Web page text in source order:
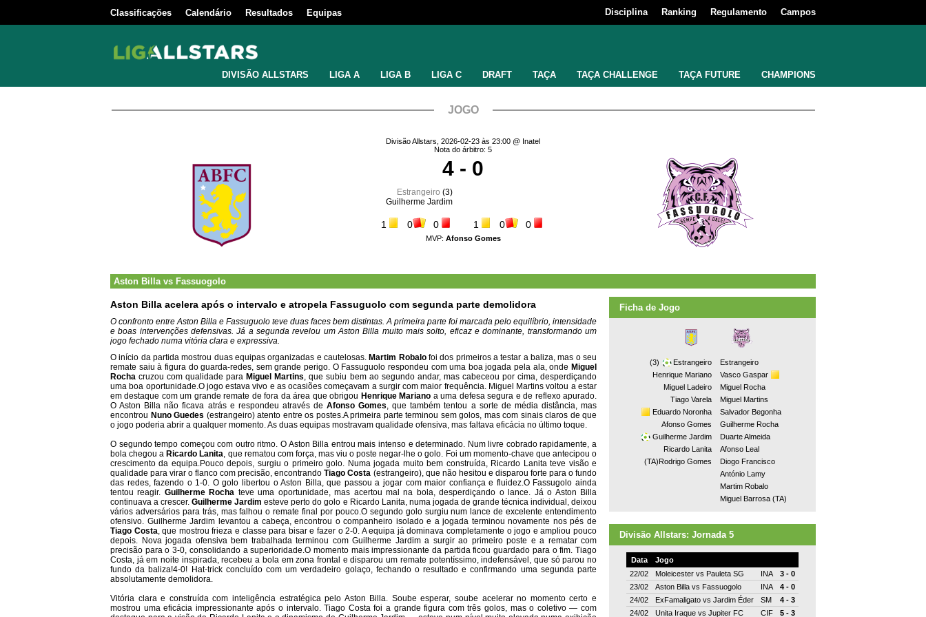
Classificações Calendário Resultados Equipas Disciplina Ranking Regulamento Campos
DIVISÃO ALLSTARS LIGA A LIGA B LIGA C DRAFT TAÇA TAÇA CHALLENGE TAÇA FUTURE CHAMPIONS
JOGO
Divisão Allstars, 2026-02-23 às 23:00 @ Inatel
Nota do árbitro: 5
4 - 0
Estrangeiro (3)
Guilherme Jardim
1 0 0 1 0 0
MVP: Afonso Gomes
Aston Billavs Fassuogolo
Aston Billa acelera após o intervalo e atropela Fassuguolo com segunda parte demolidora
O confronto entre Aston Billa e Fassuguolo teve duas faces bem distintas. A primeira parte foi marcada pelo equilíbrio, intensidade
e boas intervenções defensivas. Já a segunda revelou um Aston Billa muito mais solto, eficaz e dominante, transformando um
jogo fechado numa vitória clara e expressiva.
O início da partida mostrou duas equipas organizadas e cautelosas. Martim Robalofoi dos primeiros a testar a baliza, mas o seu
remate saiu à figura do guarda-redes, sem grande perigo. O Fassuguolo respondeu com uma boa jogada pela ala, onde Miguel
Rocha cruzou com qualidade para Miguel Martins, que subiu bem ao segundo andar, mas cabeceou por cima, desperdiçando
uma boa oportunidade.O jogo estava vivo e as ocasiões começavam a surgir com maior frequência. Miguel Martins voltou a estar
em destaque com um grande remate de fora da área que obrigou Henrique Mariano a uma defesa segura e de reflexo apurado.
O Aston Billa não ficava atrás e respondeu através de Afonso Gomes, que também tentou a sorte de média distância, mas
encontrou Nuno Guedes (estrangeiro) atento entre os postes.A primeira parte terminou sem golos, mas com sinais claros de que
o jogo poderia abrir a qualquer momento. As duas equipas mostravam qualidade ofensiva, mas faltava eficácia no último toque.
O segundo tempo começou com outro ritmo. O Aston Billa entrou mais intenso e determinado. Num livre cobrado rapidamente, a
bola chegou a Ricardo Lanita, que rematou com força, mas viu o poste negar-lhe o golo. Foi um momento-chave que antecipou o
crescimento da equipa.Pouco depois, surgiu o primeiro golo. Numa jogada muito bem construída, Ricardo Lanita teve visão e
qualidade para virar o flanco com precisão, encontrandoTiago Costa (estrangeiro), que não hesitou e disparou forte para o fundo
das redes, fazendo o 1-0. O golo libertou o Aston Billa, que passou a jogar com maior confiança e fluidez.O Fassugolo ainda
tentou reagir. Guilherme Rocha teve uma oportunidade, mas acertou mal na bola, desperdiçando o lance. Já o Aston Billa
continuava a crescer.Guilherme Jardim esteve perto do golo e Ricardo Lanita, numa jogada de grande técnica individual, deixou
vários adversários para trás, mas falhou o remate final por pouco.O segundo golo surgiu num lance de excelente entendimento
ofensivo. Guilherme Jardim levantou a cabeça, encontrou o companheiro isolado e a jogada terminou novamente nos pés de
Tiago Costa, que mostrou frieza e classe para bisar e fazer o 2-0. A equipa já dominava completamente o jogo e ampliou pouco
depois. Nova jogada ofensiva bem trabalhada terminou com Guilherme Jardim a surgir ao primeiro poste e a rematar com
precisão para o 3-0, consolidando a superioridade.O momento mais impressionante da partida ficou guardado para o fim. Tiago
Costa, já em noite inspirada, recebeu a bola em zona frontal e disparou um remate potentíssimo, indefensável, que só parou no
fundo da baliza!4-0! Hat-trick concluído com um verdadeiro golaço, fechando o resultado e confirmando uma segunda parte
absolutamente demolidora.
Vitória clara e construída com inteligência estratégica pelo Aston Billa. Soube esperar, soube acelerar no momento certo e
mostrou uma eficácia impressionante após o intervalo. Tiago Costa foi a grande figura com três golos, mas o coletivo — com
Ficha de Jogo
(3) Estrangeiro
Estrangeiro
Henrique Mariano
Vasco Gaspar
Miguel Ladeiro
Miguel Rocha
Tiago Varela
Miguel Martins
Eduardo Noronha
Salvador Begonha
Afonso Gomes
Guilherme Rocha
Guilherme Jardim
Duarte Almeida
Ricardo Lanita
Afonso Leal
(TA)Rodrigo Gomes
Diogo Francisco
António Lamy
Martim Robalo
Miguel Barrosa (TA)
Divisão Allstars: Jornada 5
Data
Jogo
22/02
Moleicester vs Pauleta SG INA
3 - 0
23/02
Aston Billa vs Fassuogolo INA
4 - 0
24/02
ExFamaligato vs Jardim Éder SM
4 - 3
24/02
Unita Iraque vs Jupiter FC CIF 5 - 3